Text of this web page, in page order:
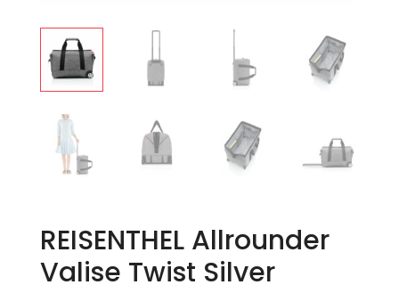
REISENTHEL Allrounder
Valise Twist Silver